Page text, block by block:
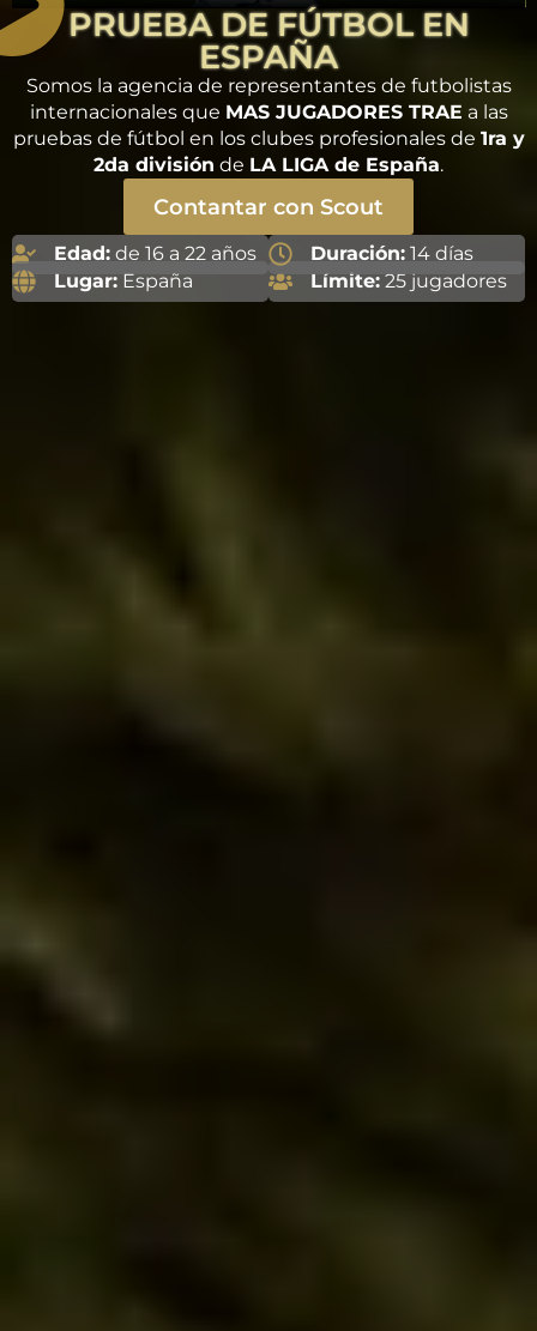
PRUEBA DE FÚTBOL EN
ESPAÑA
Somos la agencia de representantes de futbolistas
internacionales que MAS JUGADORES TRAE a las
pruebas de fútbol en los clubes profesionales de 1ra y
2da división de LA LIGA de España.
Contantar con Scout
Edad:de 16 a 22 años
Lugar:España Límite: 25 jugadores
Duración: 14 días